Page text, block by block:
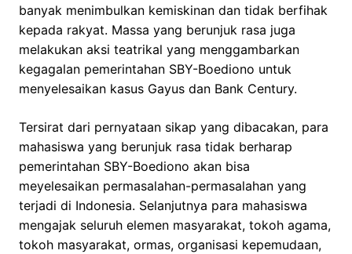
banyak menimbulkan kemiskinan dan tidak berfihak
kepada rakyat. Massa yang berunjuk rasa juga
melakukan aksi teatrikal yang menggambarkan
kegagalan pemerintahan SBY-Boediono untuk
menyelesaikan kasus Gayus dan Bank Century.
Tersirat dari pernyataan sikap yang dibacakan, para
mahasiswa yang berunjuk rasa tidak berharap
pemerintahan SBY-Boediono akan bisa
meyelesaikan permasalahan-permasalahan yang
terjadi di Indonesia. Selanjutnya para mahasiswa
mengajak seluruh elemen masyarakat, tokoh agama,
tokoh masyarakat, ormas, organisasi kepemudaan,